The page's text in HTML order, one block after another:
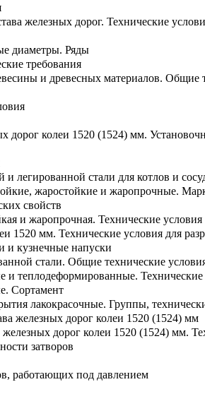
железных дорог. Технические
диаметры. Ряды
требования
и древесных материалов. Общие
дорог колеи 1520 (1524) мм.
легированной стали для котлов и
жаростойкие и жаропрочные.
свойств
и жаропрочная. Технические условия
1520 мм. Технические условия для
и кузнечные напуски
стали. Общие технические
теплодеформированные. Технические
Сортамент
лакокрасочные. Группы,
железных дорог колеи 1520 (1524) мм
дорог колеи 1520 (1524) мм.
затворов
работающих под давлением